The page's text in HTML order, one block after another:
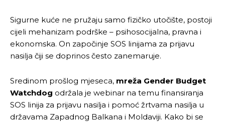
Sigurne kuće ne pružaju samo fizičko utočište, postoji
cijeli mehanizam podrške – psihosocijalna, pravna i
ekonomska. On započinje SOS linijama za prijavu
nasilja čiji se doprinos često zanemaruje.
Sredinom prošlog mjeseca, mreža Gender Budget
Watchdog održala je webinar na temu finansiranja
SOS linija za prijavu nasilja i pomoć žrtvama nasilja u
državama Zapadnog Balkana i Moldaviji. Kako bi se